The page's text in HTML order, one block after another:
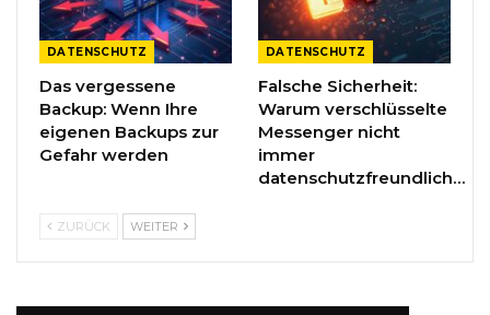
DATENSCHUTZ
Das vergessene
Backup: Wenn Ihre
eigenen Backups zur
Gefahr werden
DATENSCHUTZ
Falsche Sicherheit:
Warum verschlüsselte
Messenger nicht
immer
datenschutzfreundlich…
ZURÜCK WEITER